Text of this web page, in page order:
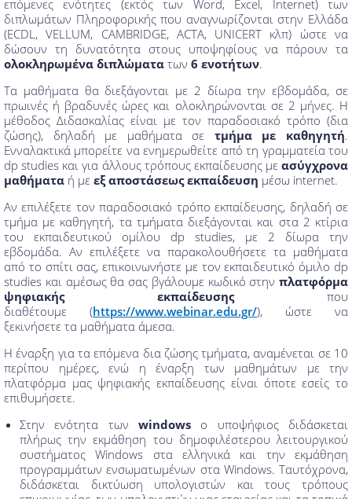
επόμενες ενότητες (εκτός των Word, Excel, Internet) των
διπλωμάτων Πληροφορικής που αναγνωρίζονται στην Ελλάδα
(ECDL, VELLUM, CAMBRIDGE, ACTA, UNICERT κλπ) ώστε να
δώσουν τη δυνατότητα στους υποψηφίους να πάρουν τα
ολοκληρωμένα διπλώματα των 6 ενοτήτων.
Τα μαθήματα θα διεξάγονται με 2 δίωρα την εβδομάδα, σε
πρωινές ή βραδυνές ώρες και ολοκληρώνονται σε 2 μήνες. Η
μέθοδος Διδασκαλίας είναι με τον παραδοσιακό τρόπο (δια
ζώσης), δηλαδή με μαθήματα σε τμήμα με καθηγητή.
Ενναλακτικά μπορείτε να ενημερωθείτε από τη γραμματεία του
dp studies και για άλλους τρόπους εκπαίδευσης με ασύγχρονα
μαθήματα ή με εξ αποστάσεως εκπαίδευση μέσω internet.
Αν επιλέξετε τον παραδοσιακό τρόπο εκπαίδευσης, δηλαδή σε
τμήμα με καθηγητή, τα τμήματα διεξάγονται και στα 2 κτίρια
του εκπαιδευτικού ομίλου dp studies, με 2 δίωρα την
εβδομάδα. Αν επιλέξετε να παρακολουθήσετε τα μαθήματα
από το σπίτι σας, επικοινωνήστε με τον εκπαιδευτικό όμιλο dp
studies και αμέσως θα σας βγάλουμε κωδικό στην πλατφόρμα
ψηφιακής εκπαίδευσηςπου
διαθέτουμε (https://www.webinar.edu.gr/), ώστε να
ξεκινήσετε τα μαθήματα άμεσα.
Η έναρξη για τα επόμενα δια ζώσης τμήματα, αναμένεται σε 10
περίπου ημέρες, ενώ η έναρξη των μαθημάτων με την
πλατφόρμα μας ψηφιακής εκπαίδευσης είναι όποτε εσείς το
επιθυμήσετε.
Στην ενότητα των windows ο υποψήφιος διδάσκεται
πλήρως την εκμάθηση του δημοφιλέστερου λειτουργικού
συστήματος Windows στα ελληνικά και την εκμάθηση
προγραμμάτων ενσωματωμένων στα Windows. Ταυτόχρονα,
διδάσκεται δικτύωση υπολογιστών και τους τρόπους